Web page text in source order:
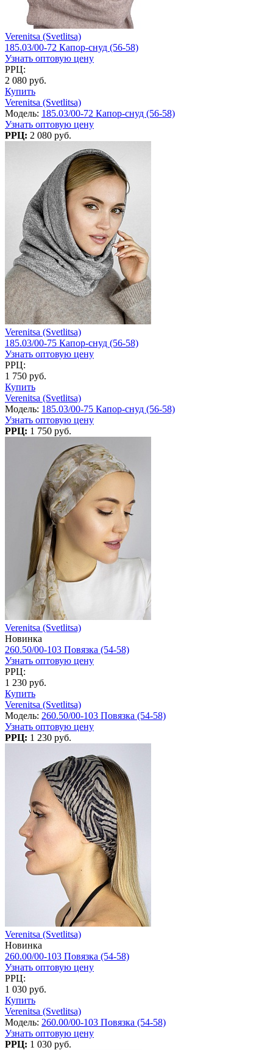
Verenitsa (Svetlitsa)
185.03/00-72 Капор-снуд (56-58)
Узнать оптовую цену
РРЦ:
2 080 руб.
Купить
Verenitsa (Svetlitsa)
Модель: 185.03/00-72 Капор-снуд (56-58)
Узнать оптовую цену
РРЦ: 2 080 руб.
Verenitsa (Svetlitsa)
185.03/00-75 Капор-снуд (56-58)
Узнать оптовую цену
РРЦ:
1 750 руб.
Купить
Verenitsa (Svetlitsa)
Модель: 185.03/00-75 Капор-снуд (56-58)
Узнать оптовую цену
РРЦ: 1 750 руб.
Verenitsa (Svetlitsa)
Новинка
260.50/00-103 Повязка (54-58)
Узнать оптовую цену
РРЦ:
1 230 руб.
Купить
Verenitsa (Svetlitsa)
Модель: 260.50/00-103 Повязка (54-58)
Узнать оптовую цену
РРЦ: 1 230 руб.
Verenitsa (Svetlitsa)
Новинка
260.00/00-103 Повязка (54-58)
Узнать оптовую цену
РРЦ:
1 030 руб.
Купить
Verenitsa (Svetlitsa)
Модель: 260.00/00-103 Повязка (54-58)
Узнать оптовую цену
РРЦ: 1 030 руб.